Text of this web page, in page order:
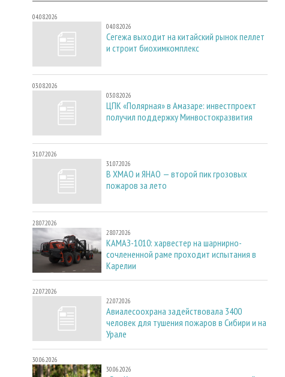
04.08.2026
04.08.2026
Сегежа выходит на китайский рынок пеллет
и строит биохимкомплекс
03.08.2026
03.08.2026
ЦПК «Полярная» в Амазаре: инвестпроект
получил поддержку Минвостокразвития
31.07.2026
31.07.2026
В ХМАО и ЯНАО — второй пик грозовых
пожаров за лето
28.07.2026
28.07.2026
КАМАЗ-1010: харвестер на шарнирно-
сочлененной раме проходит испытания в
Карелии
22.07.2026
22.07.2026
Авиалесоохрана задействовала 3400
человек для тушения пожаров в Сибири и на
Урале
30.06.2026
30.06.2026